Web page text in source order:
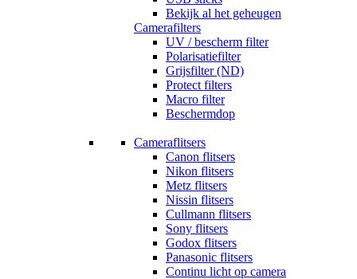
Bekijk al het geheugen
Camerafilters
UV / bescherm filter
Polarisatiefilter
Grijsfilter (ND)
Protect filters
Macro filter
Beschermdop
Cameraflitsers
Canon flitsers
Nikon flitsers
Metz flitsers
Nissin flitsers
Cullmann flitsers
Sony flitsers
Godox flitsers
Panasonic flitsers
Continu licht op camera